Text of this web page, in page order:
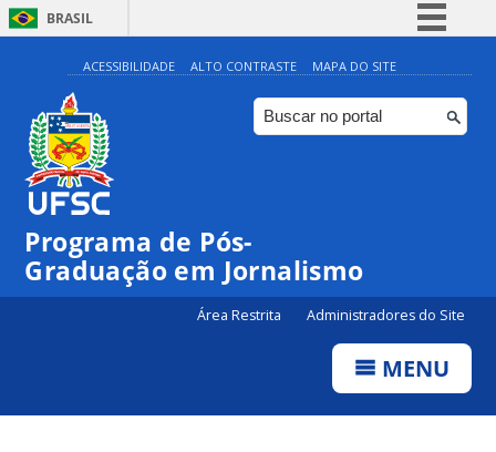
BRASIL
Simplifique!
Comunica BR
Participe
ACESSIBILIDADE ALTO CONTRASTE MAPA DO SITE
Programa de Pós-
Graduação em Jornalismo
Área Restrita Administradores do Site
MENU